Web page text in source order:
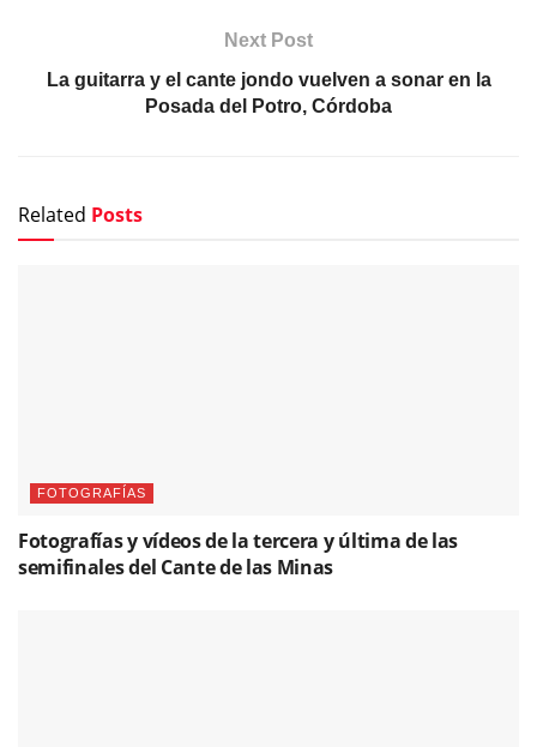
Next Post
La guitarra y el cante jondo vuelven a sonar en la
Posada del Potro, Córdoba
Related Posts
FOTOGRAFÍAS
Fotografías y vídeos de la tercera y última de las
semifinales del Cante de las Minas